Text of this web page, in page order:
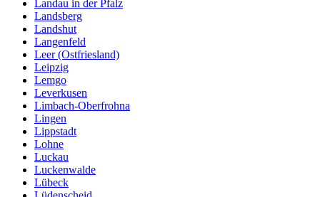
Landau in der Pfalz
Landsberg
Landshut
Langenfeld
Leer (Ostfriesland)
Leipzig
Lemgo
Leverkusen
Limbach-Oberfrohna
Lingen
Lippstadt
Lohne
Luckau
Luckenwalde
Lübeck